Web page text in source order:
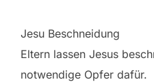
Jesu Beschneidung
Eltern lassen Jesus
notwendige Opfer dafür.